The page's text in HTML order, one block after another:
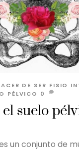
suelo
DE SER FISIO
PÉLVICO 0
un conjunto de